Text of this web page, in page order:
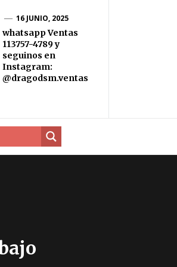
16 JUNIO, 2025
whatsapp Ventas
113757-4789 y
seguinos en
Instagram:
@dragodsm.ventas